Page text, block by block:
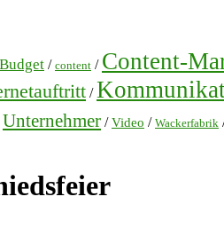
Budget / content / Content-
/
Unternehmer /Video / Wackerfabrik